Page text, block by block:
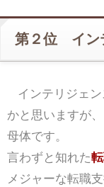
第２位 イン
インテリジェ
かと思いますが、
母体です。
言わずと知れた
メジャーな転職